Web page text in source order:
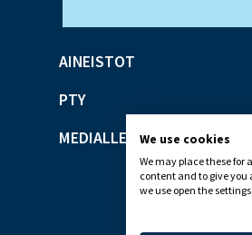
AINEISTOT
PTY
MEDIALLE
We use cookies
We may place these for
content and to give you
we use open the settings.